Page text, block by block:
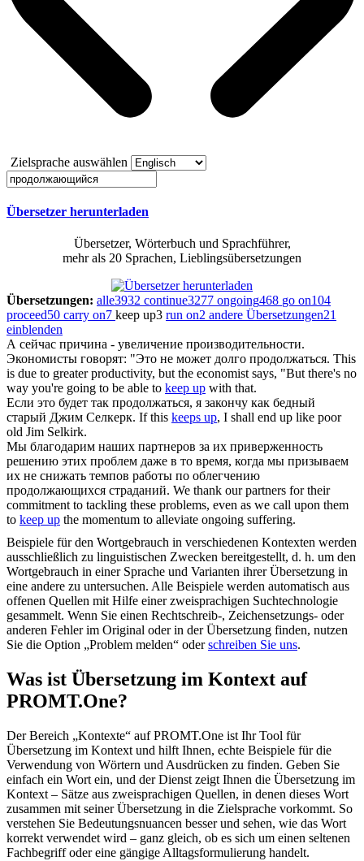
Zielsprache auswählen
Übersetzer herunterladen
Übersetzer, Wörterbuch und Sprachführer,
mehr als 20 Sprachen, Lieblingsübersetzungen
Übersetzungen: alle3932 continue3277 ongoing468 go on104
proceed50 carry on7 keep up3 run on2 andere Übersetzungen21
einblenden
А сейчас причина - увеличение производительности.
Экономисты говорят: "Это не может долго продолжаться. This
is due to greater productivity, but the economist says, "But there's no
way you're going to be able to keep up with that.
Если это будет так продолжаться, я закончу как бедный
старый Джим Селкерк. If this keeps up, I shall end up like poor
old Jim Selkirk.
Мы благодарим наших партнеров за их приверженность
решению этих проблем даже в то время, когда мы призываем
их не снижать темпов работы по облегчению
продолжающихся страданий. We thank our partners for their
commitment to tackling these problems, even as we call upon them
to keep up the momentum to alleviate ongoing suffering.
Beispiele für den Wortgebrauch in verschiedenen Kontexten werden
ausschließlich zu linguistischen Zwecken bereitgestellt, d. h. um den
Wortgebrauch in einer Sprache und Varianten ihrer Übersetzung in
eine andere zu untersuchen. Alle Beispiele werden automatisch aus
offenen Quellen mit Hilfe einer zweisprachigen Suchtechnologie
gesammelt. Wenn Sie einen Rechtschreib-, Zeichensetzungs- oder
anderen Fehler im Original oder in der Übersetzung finden, nutzen
Sie die Option „Problem melden“ oderschreiben Sie uns.
Was ist Übersetzung im Kontext auf
PROMT.One?
Der Bereich „Kontexte“ auf PROMT.One ist Ihr Tool für
Übersetzung im Kontext und hilft Ihnen, echte Beispiele für die
Verwendung von Wörtern und Ausdrücken zu finden. Geben Sie
einfach ein Wort ein, und der Dienst zeigt Ihnen die Übersetzung im
Kontext – Sätze aus zweisprachigen Quellen, in denen dieses Wort
zusammen mit seiner Übersetzung in die Zielsprache vorkommt. So
verstehen Sie Bedeutungsnuancen besser und sehen, wie das Wort
korrekt verwendet wird – ganz gleich, ob es sich um einen seltenen
Fachbegriff oder eine gängige Alltagsformulierung handelt.